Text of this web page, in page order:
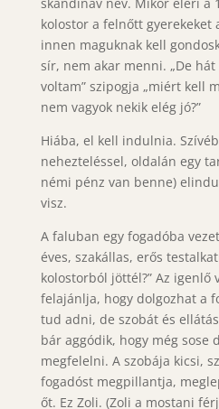
kolostor a felnőtt gyerekeket
innen maguknak kell
sír, nem akar menni. „De
voltam” szipogja „miért kell
nem vagyok nekik elég jó?”
Hiába, el kell indulnia.
nehezteléssel, oldalán egy
némi pénz van benne)
visz.
A faluban egy fogadóba
éves, szakállas, erős
kolostorból jöttél?” Az igenlő
felajánlja, hogy dolgozhat a
tud adni, de szobát és
bár aggódik, hogy még sose
megfelelni. A szobája kicsi,
fogadóst megpillantja,
őt. Ez Zoli. (Zoli a mostani